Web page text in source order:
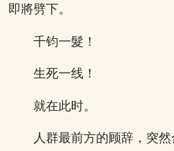
即將劈下。
千钧一髮！
生死一线！
就在此时。
人群最前方的顾辞，突然